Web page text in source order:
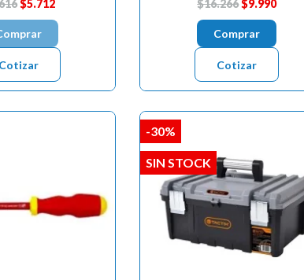
$5.712
Cotizar
$16.266$9.990
Comprar
Cotizar
-30%
SIN STOCK